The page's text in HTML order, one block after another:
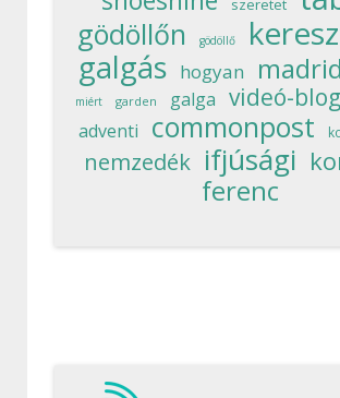
szeretet
gödöllőn gödöllő
galgás hogyan madrid
miért garden galga videó-blog
adventi commonpost
nemzedék ifjúsági
ferenc